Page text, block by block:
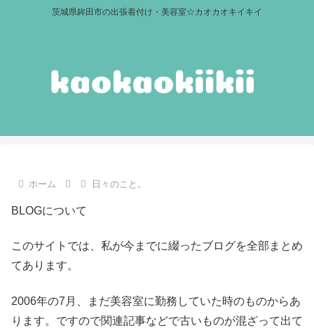
茨城県鉾田市の出張着付け・美容室☆カオカオキイキイ
ホーム 日々のこと。
BLOGについて
このサイトでは、私が今までに綴ったブログを全部まとめ
てあります。
2006年の7月、まだ美容室に勤務していた時のものからあ
ります。ですので関連記事などで古いものが混ざって出て